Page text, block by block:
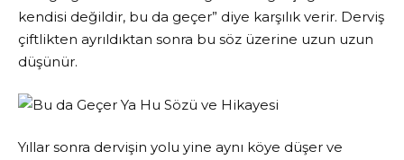
kendisi değildir, bu da geçer” diye karşılık verir. Derviş
çiftlikten ayrıldıktan sonra bu söz üzerine uzun uzun
düşünür.
Yıllar sonra dervişin yolu yine aynı köye düşer ve